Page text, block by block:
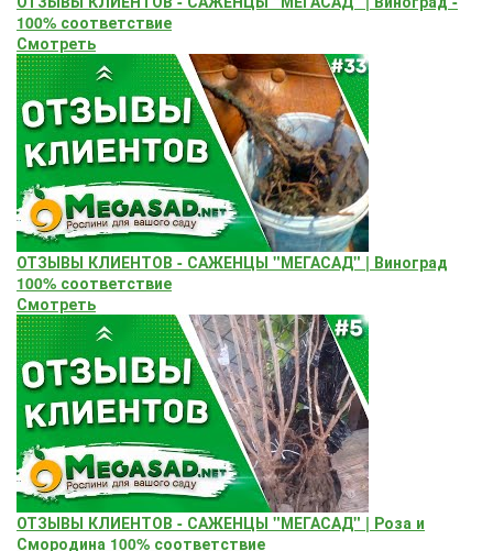
100% соответствие
Смотреть
ОТЗЫВЫ КЛИЕНТОВ - САЖЕНЦЫ "МЕГАСАД" | Виноград
100% соответствие
Смотреть
ОТЗЫВЫ КЛИЕНТОВ - САЖЕНЦЫ "МЕГАСАД" | Роза и
Смородина 100% соответствие